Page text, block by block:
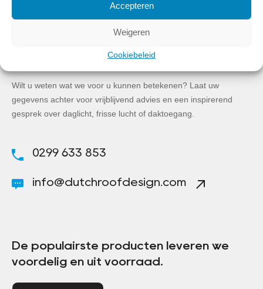
Accepteren
Weigeren
Cookiebeleid
Informatie nodig?
Wilt u weten wat we voor u kunnen betekenen? Laat uw
gegevens achter voor vrijblijvend advies en een inspirerend
gesprek over daglicht, frisse lucht of daktoegang.
0299 633 853
info@dutchroofdesign.com
De populairste producten leveren we
voordelig en uit voorraad.